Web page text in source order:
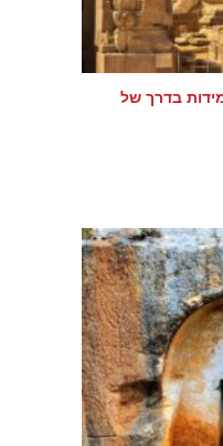
בדרך של